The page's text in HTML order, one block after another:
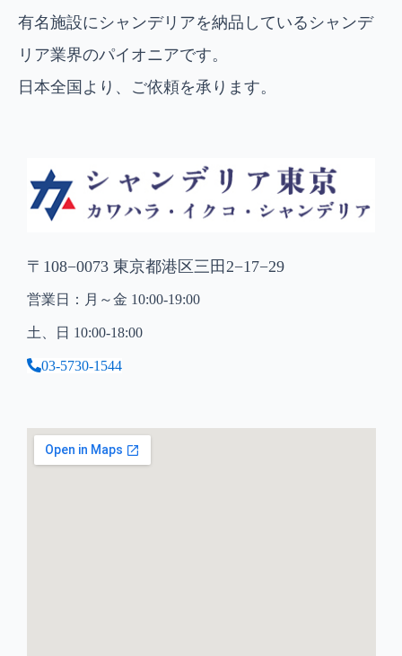
有名施設にシャンデリアを納品しているシャンデ
リア業界のパイオニアです。
日本全国より、ご依頼を承ります。
〒108−0073 東京都港区三田2−17−29
営業日：月～金 10:00-19:00
土、日 10:00-18:00
03-5730-1544